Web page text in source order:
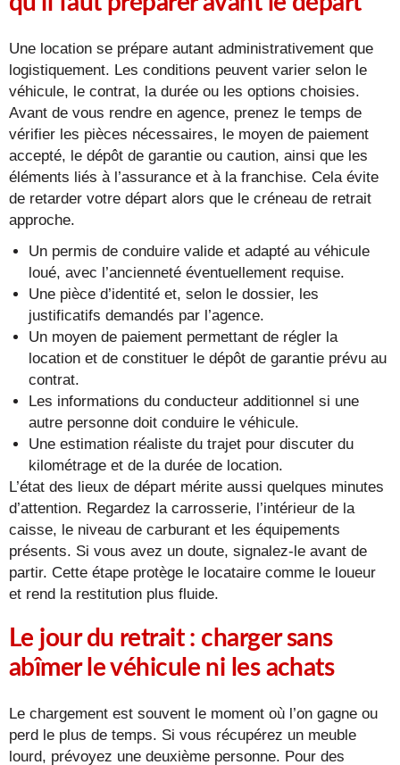
Une location se prépare autant administrativement que
logistiquement. Les conditions peuvent varier selon le
véhicule, le contrat, la durée ou les options choisies.
Avant de vous rendre en agence, prenez le temps de
vérifier les pièces nécessaires, le moyen de paiement
accepté, le dépôt de garantie ou caution, ainsi que les
éléments liés à l’assurance et à la franchise. Cela évite
de retarder votre départ alors que le créneau de retrait
approche.
Un permis de conduire valide et adapté au véhicule
loué, avec l’ancienneté éventuellement requise.
Une pièce d’identité et, selon le dossier, les
justificatifs demandés par l’agence.
Un moyen de paiement permettant de régler la
location et de constituer le dépôt de garantie prévu au
contrat.
Les informations du conducteur additionnel si une
autre personne doit conduire le véhicule.
Une estimation réaliste du trajet pour discuter du
kilométrage et de la durée de location.
L’état des lieux de départ mérite aussi quelques minutes
d’attention. Regardez la carrosserie, l’intérieur de la
caisse, le niveau de carburant et les équipements
présents. Si vous avez un doute, signalez-le avant de
partir. Cette étape protège le locataire comme le loueur
et rend la restitution plus fluide.
Le jour du retrait : charger sans
abîmer le véhicule ni les achats
Le chargement est souvent le moment où l’on gagne ou
perd le plus de temps. Si vous récupérez un meuble
lourd, prévoyez une deuxième personne. Pour des